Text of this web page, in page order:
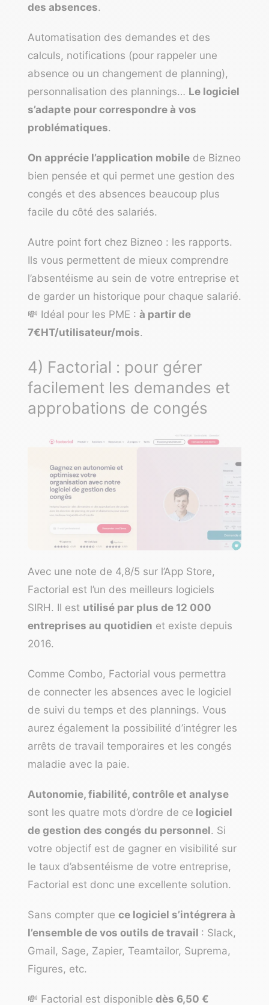
des absences.
Automatisation des demandes et des
calculs, notifications (pour rappeler une
absence ou un changement de planning),
personnalisation des plannings… Le logiciel
s’adapte pour correspondre à vos
problématiques.
On apprécie l’application mobile de Bizneo
bien pensée et qui permet une gestion des
congés et des absences beaucoup plus
facile du côté des salariés.
Autre point fort chez Bizneo : les rapports.
Ils vous permettent de mieux comprendre
l’absentéisme au sein de votre entreprise et
de garder un historique pour chaque salarié.
💸 Idéal pour les PME : à partir de
7€HT/utilisateur/mois.
4) Factorial : pour gérer
facilement les demandes et
approbations de congés
Avec une note de 4,8/5 sur l’App Store,
Factorial est l’un des meilleurs logiciels
SIRH. Il est utilisé par plus de 12 000
entreprises au quotidien et existe depuis
2016.
Comme Combo, Factorial vous permettra
de connecter les absences avec le logiciel
de suivi du temps et des plannings. Vous
aurez également la possibilité d’intégrer les
arrêts de travail temporaires et les congés
maladie avec la paie.
Autonomie, fiabilité, contrôle et analyse
sont les quatre mots d’ordre de ce logiciel
de gestion des congés du personnel. Si
votre objectif est de gagner en visibilité sur
le taux d’absentéisme de votre entreprise,
Factorial est donc une excellente solution.
Sans compter que ce logiciel s’intégrera à
l’ensemble de vos outils de travail : Slack,
Gmail, Sage, Zapier, Teamtailor, Suprema,
Figures, etc.
💸 Factorial est disponible dès 6,50 €